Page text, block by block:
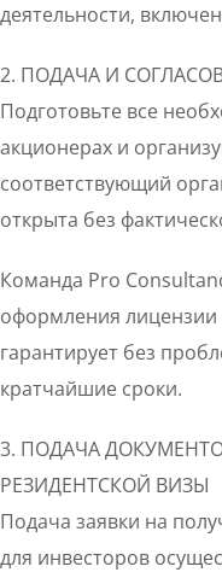
деятельности,
2. ПОДАЧА И
Подготовьте все
акционерах и
соответствующий
открыта без
Команда Pro
оформления лицензии
гарантирует без
кратчайшие сроки.
3. ПОДАЧА
РЕЗИДЕНТСКОЙ ВИЗЫ
Подача заявки на
для инвесторов